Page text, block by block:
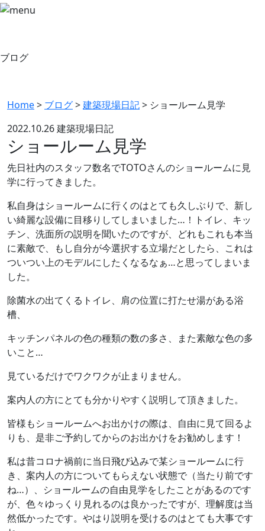
ブログ
Home> ブログ>建築現場日記> ショールーム見学
2022.10.26建築現場日記
ショールーム見学
先日社内のスタッフ数名でTOTOさんのショールームに見
学に行ってきました。
私自身はショールームに行くのはとても久しぶりで、新し
い綺麗な設備に目移りしてしまいました…！トイレ、キッ
チン、洗面所の説明を聞いたのですが、どれもこれも本当
に素敵で、もし自分が今選択する立場だとしたら、これは
ついつい上のモデルにしたくなるなぁ…と思ってしまいま
した。
除菌水の出てくるトイレ、肩の位置に打たせ湯がある浴
槽、
キッチンパネルの色の種類の数の多さ、また素敵な色の多
いこと…
見ているだけでワクワクが止まりません。
案内人の方にとても分かりやすく説明して頂きました。
皆様もショールームへお出かけの際は、自由に見て回るよ
りも、是非ご予約してからのお出かけをお勧めします！
私は昔コロナ禍前に当日飛び込みで某ショールームに行
き、案内人の方についてもらえない状態で（当たり前です
ね…）、ショールームの自由見学をしたことがあるのです
が、色々ゆっくり見れるのは良かったですが、理解度は当
然低かったです。やはり説明を受けるのはとても大事です